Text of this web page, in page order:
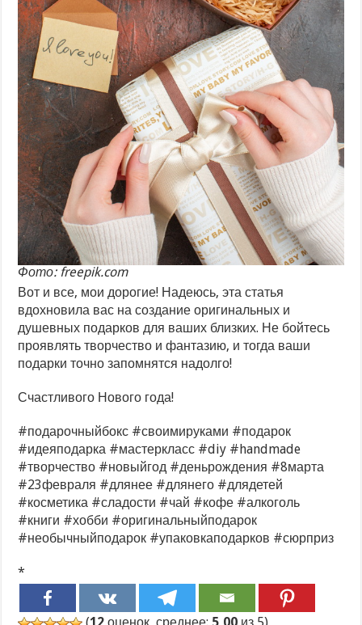
Фото: freepik.com
Вот и все, мои дорогие! Надеюсь, эта статья
вдохновила вас на создание оригинальных и
душевных подарков для ваших близких. Не бойтесь
проявлять творчество и фантазию, и тогда ваши
подарки точно запомнятся надолго!
Счастливого Нового года!
#подарочныйбокс #своимируками #подарок
#идеяподарка #мастеркласс #diy #handmade
#творчество #новыйгод #деньрождения #8марта
#23февраля #длянее #длянего #длядетей
#косметика #сладости #чай #кофе #алкоголь
#книги #хобби #оригинальныйподарок
#необычныйподарок #упаковкаподарков #сюрприз
*